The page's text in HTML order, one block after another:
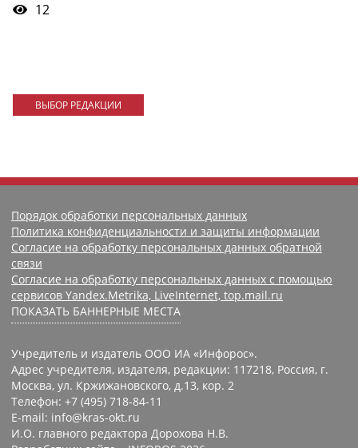
12
ВЫБОР РЕДАКЦИИ
Порядок обработки персональных данных
Политика конфиденциальности и защиты информации
Согласие на обработку персональных данных обратной
связи
Согласие на обработку персональных данных с помощью
сервисов Yandex.Metrika, LiveInternet, top.mail.ru
ПОКАЗАТЬ БАННЕРНЫЕ МЕСТА
Учредитель и издатель ООО ИА «Инфорос».
Адрес учредителя, издателя, редакции: 117218, Россия, г.
Москва, ул. Кржижановского, д.13, кор. 2
Телефон: +7 (495) 718-84-11
E-mail: info@kras-okt.ru
И.О. главного редактора Дорохова Н.В.